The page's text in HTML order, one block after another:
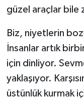
güzel araçlar bile
Biz, niyetlerin
İnsanlar artık
için dinliyor.
yaklaşıyor.
üstünlük kurmak